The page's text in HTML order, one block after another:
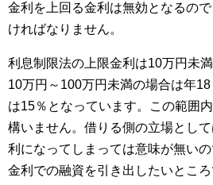
金利を上回る金利は無効となるの
ければなりません。
利息制限法の上限金利は10万円未
10万円～100万円未満の場合は年
は15％となっています。この範囲
構いません。借りる側の立場とし
利になってしまっては意味が無い
金利での融資を引き出したいところ